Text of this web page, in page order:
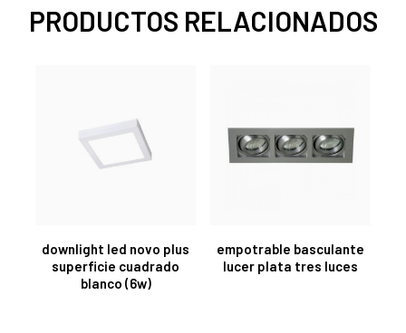
PRODUCTOS RELACIONADOS
downlight led novo plus
superficie cuadrado
blanco (6w)
empotrable basculante
lucer plata tres luces